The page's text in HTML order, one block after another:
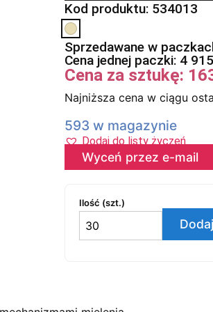
Kod produktu: 534013
Sprzedawane w
Cena jednej paczki: 4
Cena za sztukę:
Najniższa cena w ciągu
593 w magazynie
Dodaj do listy życzeń
Wyceń przez e-mail
Ilość (szt.)